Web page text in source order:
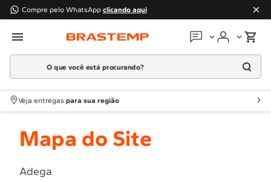
Compre pelo WhatsApp clicando aqui
Em que podemos
O que você está procurando?
Termos mais buscados
1º Geladeira
2
Fogao
4 º Lava Louça
Veja entregas para sua região
Mapa do Site
Adega